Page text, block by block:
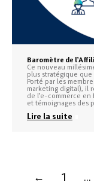
Baromètre de
Ce nouveau
plus stratégique que
Porté par les
marketing digital), il
de l’e-commerce en
et témoignages des
Lire la suite
← 1 …